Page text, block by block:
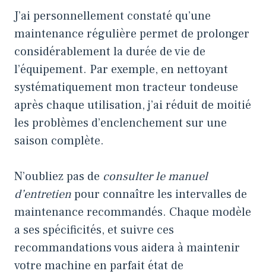
J’ai personnellement constaté qu’une
maintenance régulière permet de prolonger
considérablement la durée de vie de
l’équipement. Par exemple, en nettoyant
systématiquement mon tracteur tondeuse
après chaque utilisation, j’ai réduit de moitié
les problèmes d’enclenchement sur une
saison complète.
N’oubliez pas de consulter le manuel
d’entretienpour connaître les intervalles de
maintenance recommandés. Chaque modèle
a ses spécificités, et suivre ces
recommandations vous aidera à maintenir
votre machine en parfait état de